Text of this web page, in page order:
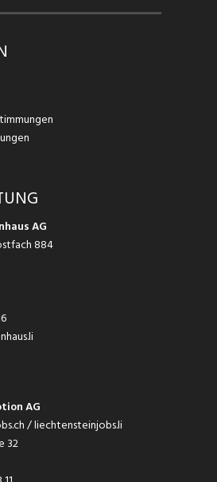
AG
884
AG
/ liechtensteinjobs.li
32